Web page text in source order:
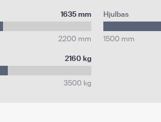
1635 mm
2200 mm
Hjulbas
1500 mm
2160 kg
3500 kg